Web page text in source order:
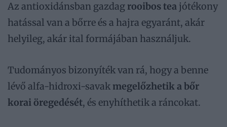
Az antioxidánsban gazdag rooibos tea jótékony
hatással van a bőrre és a hajra egyaránt, akár
helyileg, akár ital formájában használjuk.
Tudományos bizonyíték van rá, hogy a benne
lévő alfa-hidroxi-savak megelőzhetik a bőr
korai öregedését, és enyhíthetik a ráncokat.